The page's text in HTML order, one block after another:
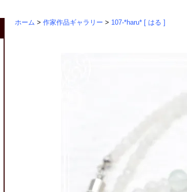
ホーム > 作家作品ギャラリー > 107-*haru* [ はる ]